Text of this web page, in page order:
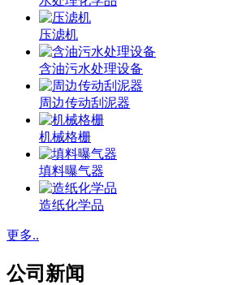
压滤机
含油污水处理设备
周边传动刮泥器
机械格栅
填料曝气器
造纸化学品
更多..
公司新闻